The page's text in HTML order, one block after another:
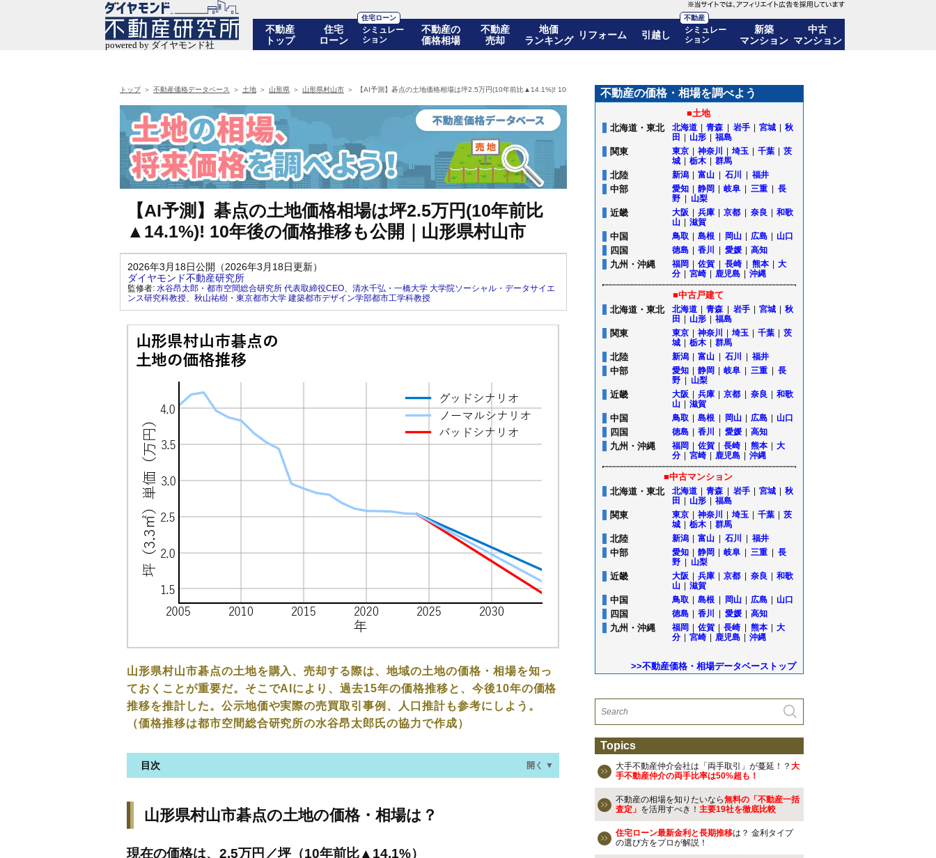
不動産
トップ
住宅
ローン
住宅ローン
シミュレー
ション
不動産の
価格相場
不動産
売却
地価
ランキング
リフォーム 引越し
不動産
シミュレー
ション
新築
マンション
中古
マンション
トップ 不動産価格データベース 土地 山形県 山形県村山市 【AI予測】碁点の土地価格相場は坪2.5万円(10年前比▲14.1%)! 10年後の価格推移も公開｜山形県村山市
【AI予測】碁点の土地価格相場は坪2.5万円(10年前比
▲14.1%)! 10年後の価格推移も公開｜山形県村山市
2026年3月18日公開（2026年3月18日更新）
ダイヤモンド不動産研究所
監修者: 水谷昂太郎・都市空間総合研究所 代表取締役CEO、 清水千弘・一橋大学 大学院ソーシャル・データサイエ
ンス研究科教授、 秋山祐樹・東京都市大学 建築都市デザイン学部都市工学科教授
山形県村山市碁点の土地を購入、売却する際は、地域の土地の価格・相場を知っ
ておくことが重要だ。そこでAIにより、過去15年の価格推移と、今後10年の価格
推移を推計した。公示地価や実際の売買取引事例、人口推計も参考にしよう。
（価格推移は都市空間総合研究所の水谷昂太郎氏の協力で作成）
目次 開く ▼
現在の価格は、2.5万円／坪（10年前比▲14.1%）
山形県村山市碁点の土地の価格・相場は？
現在の価格は、2.5万円／坪（10年前比▲14.1%）
不動産の価格・相場を調べよう
■土地
北海道・東北
北海道 青森 岩手 宮城
秋
田
山形 福島
関東 東京 神奈川 埼玉 千葉
茨
城
栃木 群馬
北陸 新潟 富山 石川 福井
中部 愛知 静岡 岐阜 三重
長
野
山梨
近畿 大阪 兵庫 京都 奈良
和歌
山
滋賀
中国 鳥取 島根 岡山 広島 山口
四国 徳島 香川 愛媛 高知
九州・沖縄 福岡 佐賀 長崎 熊本
大
分
宮崎 鹿児島 沖縄
■中古戸建て
北海道・東北
北海道 青森 岩手 宮城
秋
田
山形 福島
関東 東京 神奈川 埼玉 千葉
茨
城
栃木 群馬
北陸 新潟 富山 石川 福井
中部 愛知 静岡 岐阜 三重
長
野
山梨
近畿 大阪 兵庫 京都 奈良
和歌
山
滋賀
中国 鳥取 島根 岡山 広島 山口
四国 徳島 香川 愛媛 高知
九州・沖縄 福岡 佐賀 長崎 熊本
大
分
宮崎 鹿児島 沖縄
■中古マンション
北海道・東北
北海道 青森 岩手 宮城
秋
田
山形 福島
関東 東京 神奈川 埼玉 千葉
茨
城
栃木 群馬
北陸 新潟 富山 石川 福井
中部 愛知 静岡 岐阜 三重
長
野
山梨
近畿 大阪 兵庫 京都 奈良
和歌
山
滋賀
中国 鳥取 島根 岡山 広島 山口
四国 徳島 香川 愛媛 高知
九州・沖縄 福岡 佐賀 長崎 熊本
大
分
宮崎 鹿児島 沖縄
>>不動産価格・相場データベーストップ
Topics
大手不動産仲介会社は「両手取引」が蔓延！？ 大
手不動産仲介の両手比率は50%超も！
不動産の相場を知りたいなら無料の「不動産一括
査定」 を活用すべき！ 主要19社を徹底比較
住宅ローン最新金利と長期推移は？ 金利タイプ
の選び方をプロが解説！